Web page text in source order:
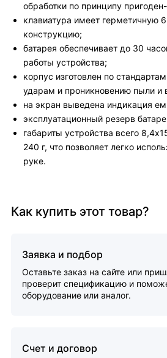
обработки по принципу
клавиатура имеет герметичную
конструкцию;
батарея обеспечивает до 30
работы устройства;
корпус изготовлен по
ударам и проникновению пыли и
на экран выведена индикация
эксплуатационный резерв
габариты устройства всего
240 г, что позволяет легко
руке.
Как купить этот товар?
Заявка и подбор
Оставьте заказ на сайте или
проверит спецификацию и
оборудование или аналог.
Счет и договор